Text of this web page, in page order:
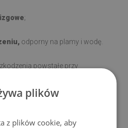
;
odporny na plamy i wodę.
powstałe przy
plików
z plików cookie, aby